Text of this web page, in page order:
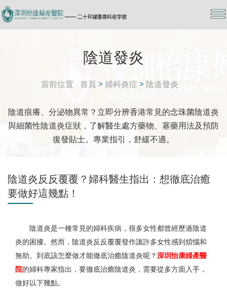
陰道發炎
當前位置 首頁 >婦科炎症 > 陰道發炎
陰道痕癢、分泌物異常？立即分辨香港常見的念珠菌陰道炎
與細菌性陰道炎症狀，了解醫生處方藥物、塞藥用法及預防
復發貼士。專業指引，舒緩不適。
陰道炎反反覆覆？婦科醫生指出：想徹底治癒
要做好這幾點！
陰道炎是一種常見的婦科疾病，很多女性都曾經歷過陰道
炎的困擾。然而，陰道炎反反覆覆發作讓許多女性感到煩惱和
無助。到底該怎麼做才能徹底治癒陰道炎呢？ 深圳怡康婦產醫
院的婦科專家指出，要徹底治癒陰道炎，需要從多方面入手，
做好以下幾點。